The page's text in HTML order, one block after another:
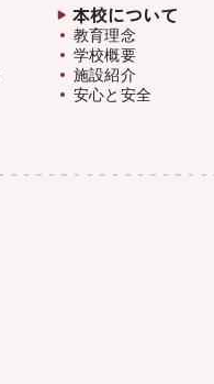
本校について
教育理念
学校概要
施設紹介
安心と安全